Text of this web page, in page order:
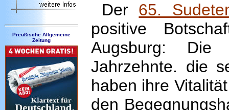
Preußische Allgemeine
Zeitung
Der 65.
positive
Augsburg: Die
Jahrzehnte. die
haben ihre
den